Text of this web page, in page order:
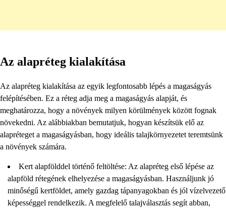
Az alapréteg kialakítása
Az alapréteg kialakítása az egyik legfontosabb lépés a magaságyás
felépítésében. Ez a réteg adja meg a magaságyás alapját, és
meghatározza, hogy a növények milyen körülmények között fognak
növekedni. Az alábbiakban bemutatjuk, hogyan készítsük elő az
alapréteget a magaságyásban, hogy ideális talajkörnyezetet teremtsünk
a növények számára.
Kert alapfölddel történő feltöltése: Az alapréteg első lépése az
alapföld rétegének elhelyezése a magaságyásban. Használjunk jó
minőségű kertföldet, amely gazdag tápanyagokban és jól vízelvezető
képességgel rendelkezik. A megfelelő talajválasztás segít abban,